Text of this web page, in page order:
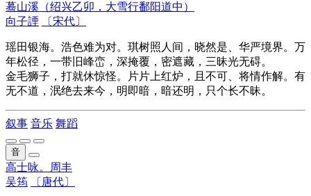
蓦山溪（绍兴乙卯，大雪行鄱阳道中）
向子諲
〔宋代〕
瑶田银海。浩色难为对。琪树照人间，晓然是、华严境界。万
年松径，一带旧峰峦，深掩覆，密遮藏，三昧光无碍。
金毛狮子，打就休惊怪。片片上红炉，且不可、将情作解。有
无不道，泯绝去来今，明即暗，暗还明，只个长不昧。
叙事 音乐 舞蹈
音
高士咏。周丰
吴筠
〔唐代〕